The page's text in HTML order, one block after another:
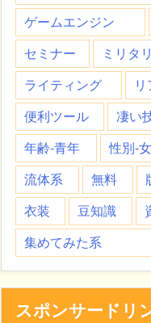
ゲームエンジン
セミナー
ミリタ
ライティング
便利ツール
凄い
年齢-青年
性別-
流体系
無料
衣装
豆知識
集めてみた系
スポンサードリ